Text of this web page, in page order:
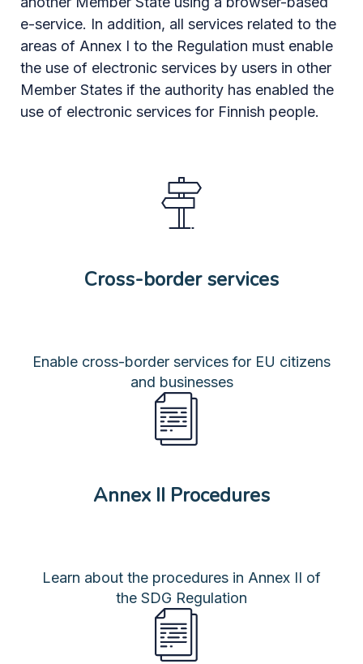
e-service. In addition, all services related to the
areas of Annex I to the Regulation must enable
the use of electronic services by users in other
Member States if the authority has enabled the
use of electronic services for Finnish people.
Cross-border services
Enable cross-border services for EU citizens
and businesses
Annex II Procedures
Learn about the procedures in Annex II of
the SDG Regulation